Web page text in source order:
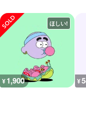
¥1,900
ほしい!
¥